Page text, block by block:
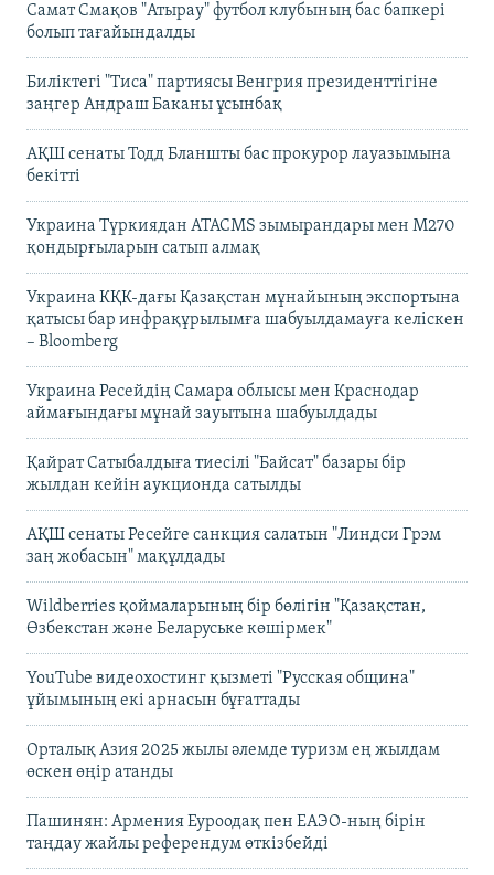
Самат Смақов "Атырау" футбол клубының бас бапкері
болып тағайындалды
Биліктегі "Тиса" партиясы Венгрия президенттігіне
заңгер Андраш Баканы ұсынбақ
АҚШ сенаты Тодд Бланшты бас прокурор лауазымына
бекітті
Украина Түркиядан ATACMS зымырандары мен M270
қондырғыларын сатып алмақ
Украина КҚК-дағы Қазақстан мұнайының экспортына
қатысы бар инфрақұрылымға шабуылдамауға келіскен
– Bloomberg
Украина Ресейдің Самара облысы мен Краснодар
аймағындағы мұнай зауытына шабуылдады
Қайрат Сатыбалдыға тиесілі "Байсат" базары бір
жылдан кейін аукционда сатылды
АҚШ сенаты Ресейге санкция салатын "Линдси Грэм
заң жобасын" мақұлдады
Wildberries қоймаларының бір бөлігін "Қазақстан,
Өзбекстан және Беларуське көшірмек"
YouTube видеохостинг қызметі "Русская община"
ұйымының екі арнасын бұғаттады
Орталық Азия 2025 жылы әлемде туризм ең жылдам
өскен өңір атанды
Пашинян: Армения Еуроодақ пен ЕАЭО-ның бірін
таңдау жайлы референдум өткізбейді